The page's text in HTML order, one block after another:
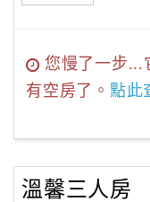
您慢了一步...
有空房了。 點此
溫馨三人房